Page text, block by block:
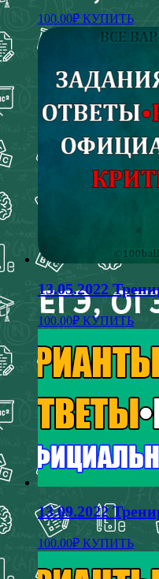
100.00₽ КУПИТЬ
13.05.2022
100.00₽ КУПИТЬ
13.09.2022
100.00₽ КУПИТЬ